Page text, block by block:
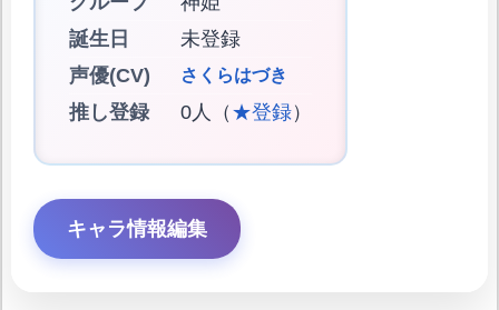
誕生日
未登録
声優(CV)
さくらはづき
推し登録 0人（ ★登録）
キャラ情報編集